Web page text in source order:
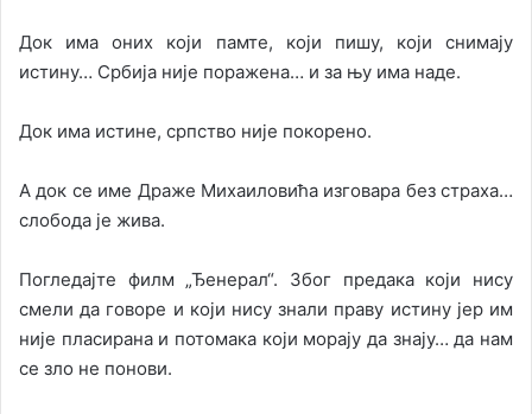
Док има оних који памте, који пишу, који снимају
истину… Србија није поражена… и за њу има наде.
Док има истине, српство није покорено.
А док се име Драже Михаиловића изговара без страха…
слобода је жива.
Погледајте филм „Ђенерал“. Због предака који нису
смели да говоре и који нису знали праву истину јер им
није пласирана и потомака који морају да знају… да нам
се зло не понови.